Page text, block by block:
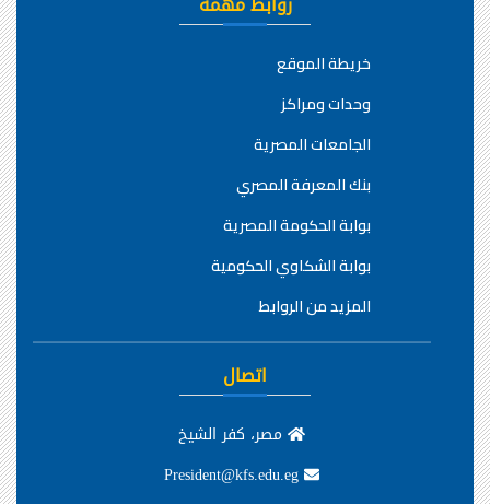
خريطة الموقع
وحدات ومراكز
الجامعات المصرية
بنك المعرفة المصري
بوابة الحكومة المصرية
بوابة الشكاوي الحكومية
المزيد من الروابط
اتصال
مصر، كفر الشيخ